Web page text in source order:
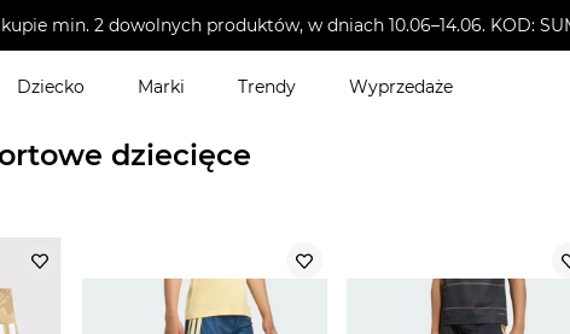
min. 2 dowolnych produktów, w dniach 10.06–14.06. KOD:
Dziecko Marki Trendy
Wyprzedaże
dziecięce